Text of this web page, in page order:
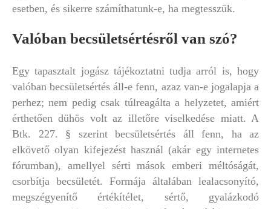
esetben, és sikerre számíthatunk-e, ha megtesszük.
Valóban becsületsértésről van szó?
Egy tapasztalt jogász tájékoztatni tudja arról is, hogy
valóban becsületsértés áll-e fenn, azaz van-e jogalapja a
perhez; nem pedig csak túlreagálta a helyzetet, amiért
érthetően dühös volt az illetőre viselkedése miatt. A
Btk. 227. § szerint becsületsértés áll fenn, ha az
elkövető olyan kifejezést használ (akár egy internetes
fórumban), amellyel sérti mások emberi méltóságát,
csorbítja becsületét. Formája általában lealacsonyító,
megszégyenítő értékítélet, sértő, gyalázkodó